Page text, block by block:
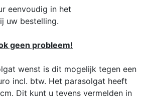
eenvoudig in het
uw bestelling.
geen probleem!
wenst is dit mogelijk tegen een
incl. btw. Het parasolgat heeft
Dit kunt u tevens vermelden in